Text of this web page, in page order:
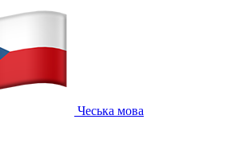
Чеська мова